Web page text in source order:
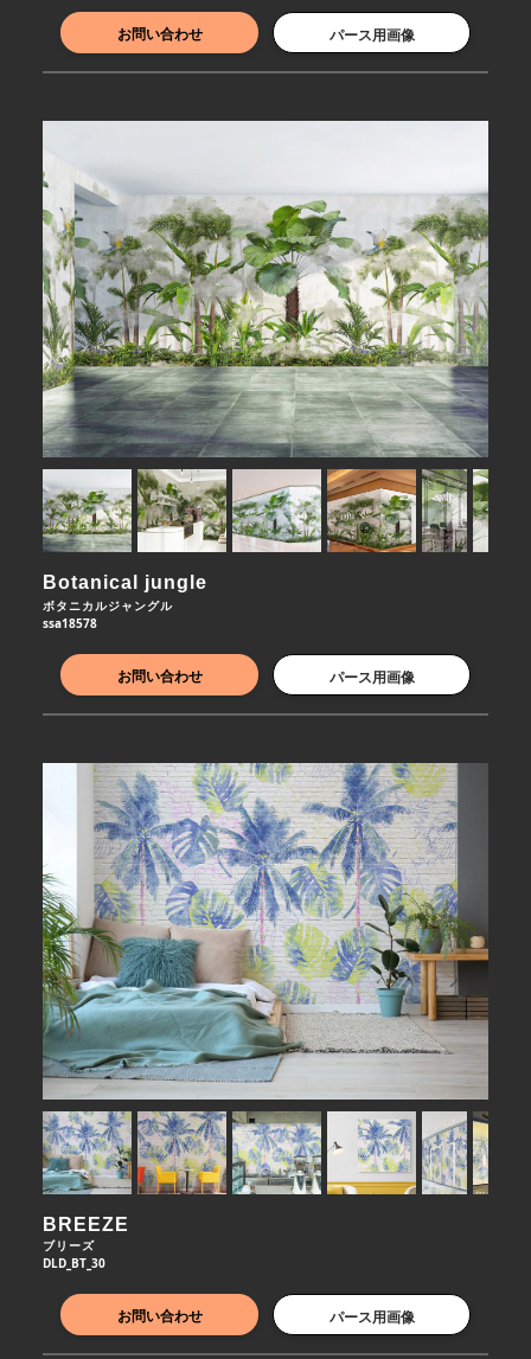
お問い合わせ パース用画像
Botanical jungle
ボタニカルジャングル
ssa18578
お問い合わせ パース用画像
BREEZE
ブリーズ
DLD_BT_30
お問い合わせ パース用画像